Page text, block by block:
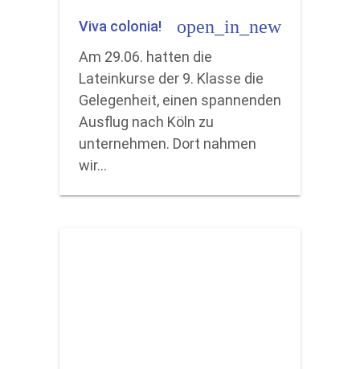
Viva colonia! open_in_new
Am 29.06. hatten die
Lateinkurse der 9. Klasse die
Gelegenheit, einen spannenden
Ausflug nach Köln zu
unternehmen. Dort nahmen
wir…